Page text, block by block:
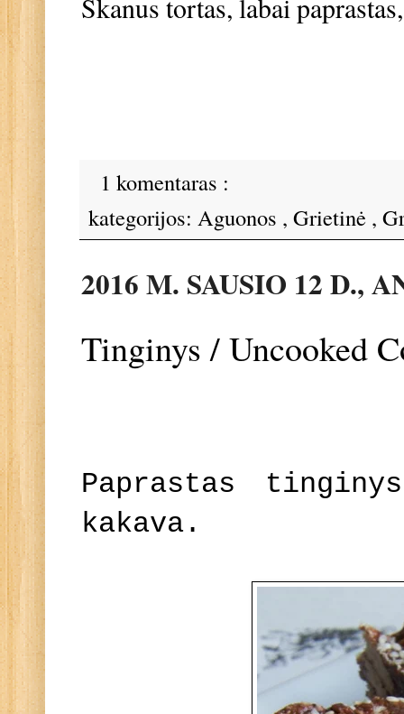
Skanus tortas, labai
1 komentaras :
kategorijos: Aguonos , Grietinė ,
2016 M. SAUSIO 12 D.,
Tinginys / Uncooked
Paprastas
kakava.